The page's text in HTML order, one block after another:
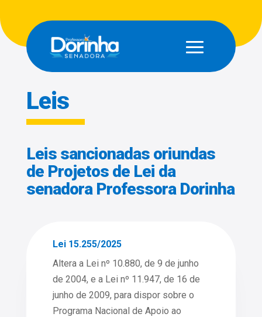
Leis
Leis sancionadas oriundas
de Projetos de Lei da
senadora Professora Dorinha
Lei 15.255/2025
Altera a Lei nº 10.880, de 9 de junho
de 2004, e a Lei nº 11.947, de 16 de
junho de 2009, para dispor sobre o
Programa Nacional de Apoio ao